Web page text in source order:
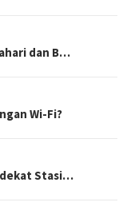
dan B…
Wi-Fi?
dekat Stasi…